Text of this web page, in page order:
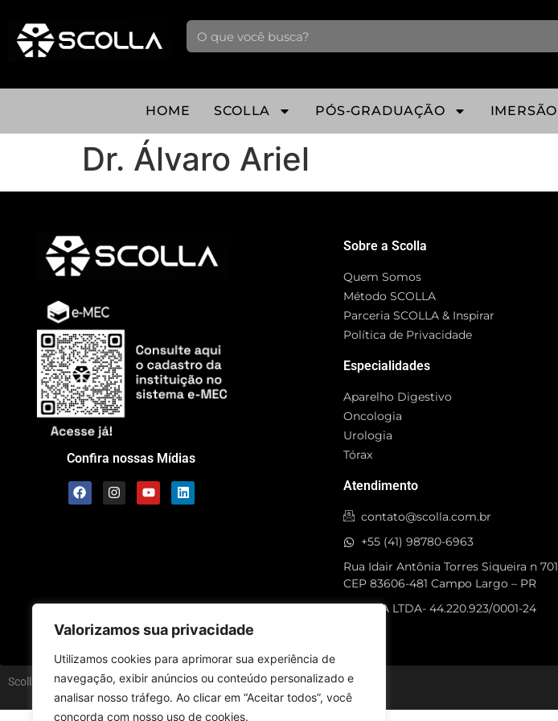
Valorizamos sua privacidade
Utilizamos cookies para aprimorar sua experiência de
navegação, exibir anúncios ou conteúdo personalizado e
analisar nosso tráfego. Ao clicar em “Aceitar todos”, você
concorda com nosso uso de cookies.
HOME SCOLLA PÓS-GRADUAÇÃO IMERSÃO
Dr. Álvaro Ariel
Confira nossas Mídias
Sobre a Scolla
Quem Somos
Método SCOLLA
Parceria SCOLLA & Inspirar
Política de Privacidade
Especialidades
Aparelho Digestivo
Oncologia
Urologia
Tórax
Atendimento
contato@scolla.com.br
+55 (41) 98780-6963
Rua Idair Antônia Torres Siqueira n 701
CEP 83606-481 Campo Largo – PR
SCOLLA LTDA- 44.220.923/0001-24
Scolla © – Todos os Direitos Reservados